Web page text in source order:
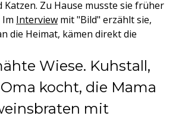
Katzen. Zu Hause musste sie früher
Interview mit "Bild" erzählt sie,
die Heimat, kämen direkt die
Wiese. Kuhstall,
Oma kocht, die Mama
mit